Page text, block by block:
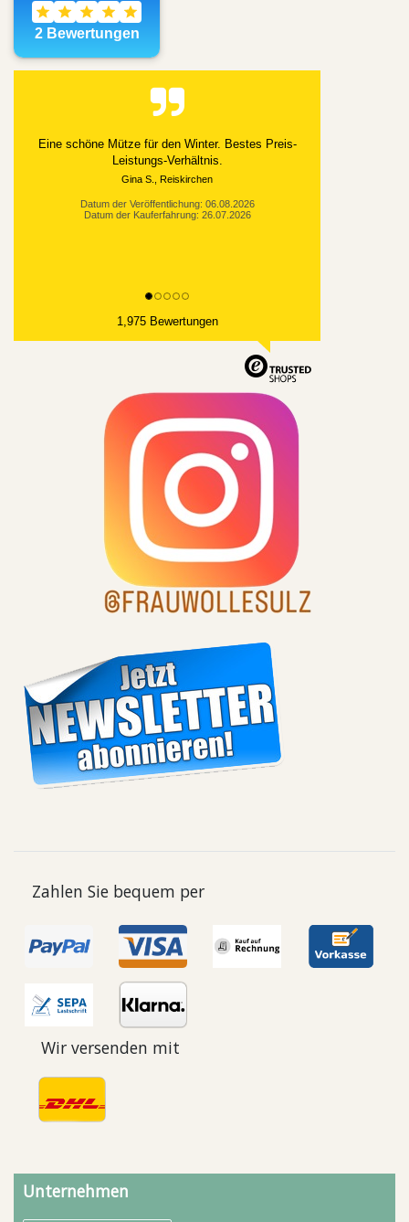
Alles gut geklappt
Datum der Kauferfahrung: 21.07.2026
1,975 Bewertungen
Zahlen Sie bequem per
Wir versenden mit
Unternehmen